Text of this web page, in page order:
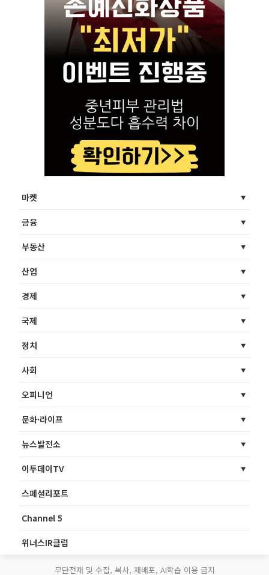
마켓
금융
부동산
산업
경제
국제
정치
사회
오피니언
문화·라이프
뉴스발전소
이투데이TV
스페셜리포트
Channel 5
위너스IR클럽
무단전재 및 수집, 복사, 재배포, AI학습 이용 금지